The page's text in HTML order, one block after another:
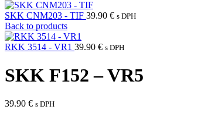
SKK CNM203 - TIF 39.90 € s DPH
Back to products
RKK 3514 - VR1 39.90 € s DPH
SKK F152 – VR5
39.90 € s DPH